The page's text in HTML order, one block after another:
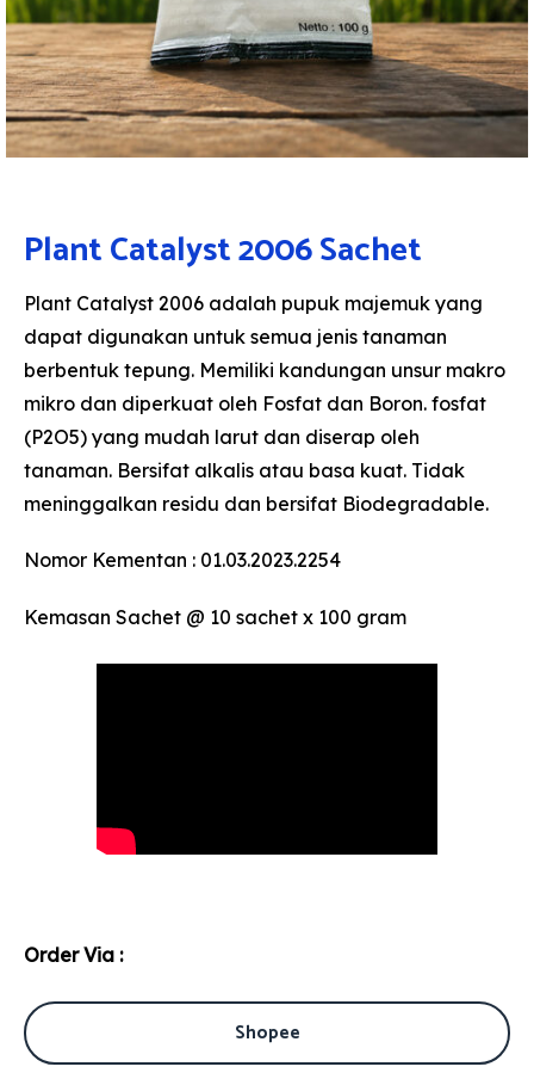
Plant Catalyst 2006 Sachet
Plant Catalyst 2006 adalah pupuk majemuk yang
dapat digunakan untuk semua jenis tanaman
berbentuk tepung. Memiliki kandungan unsur makro
mikro dan diperkuat oleh Fosfat dan Boron. fosfat
(P2O5) yang mudah larut dan diserap oleh
tanaman. Bersifat alkalis atau basa kuat. Tidak
meninggalkan residu dan bersifat Biodegradable.
Nomor Kementan : 01.03.2023.2254
Kemasan Sachet @ 10 sachet x 100 gram
Order Via :
Shopee